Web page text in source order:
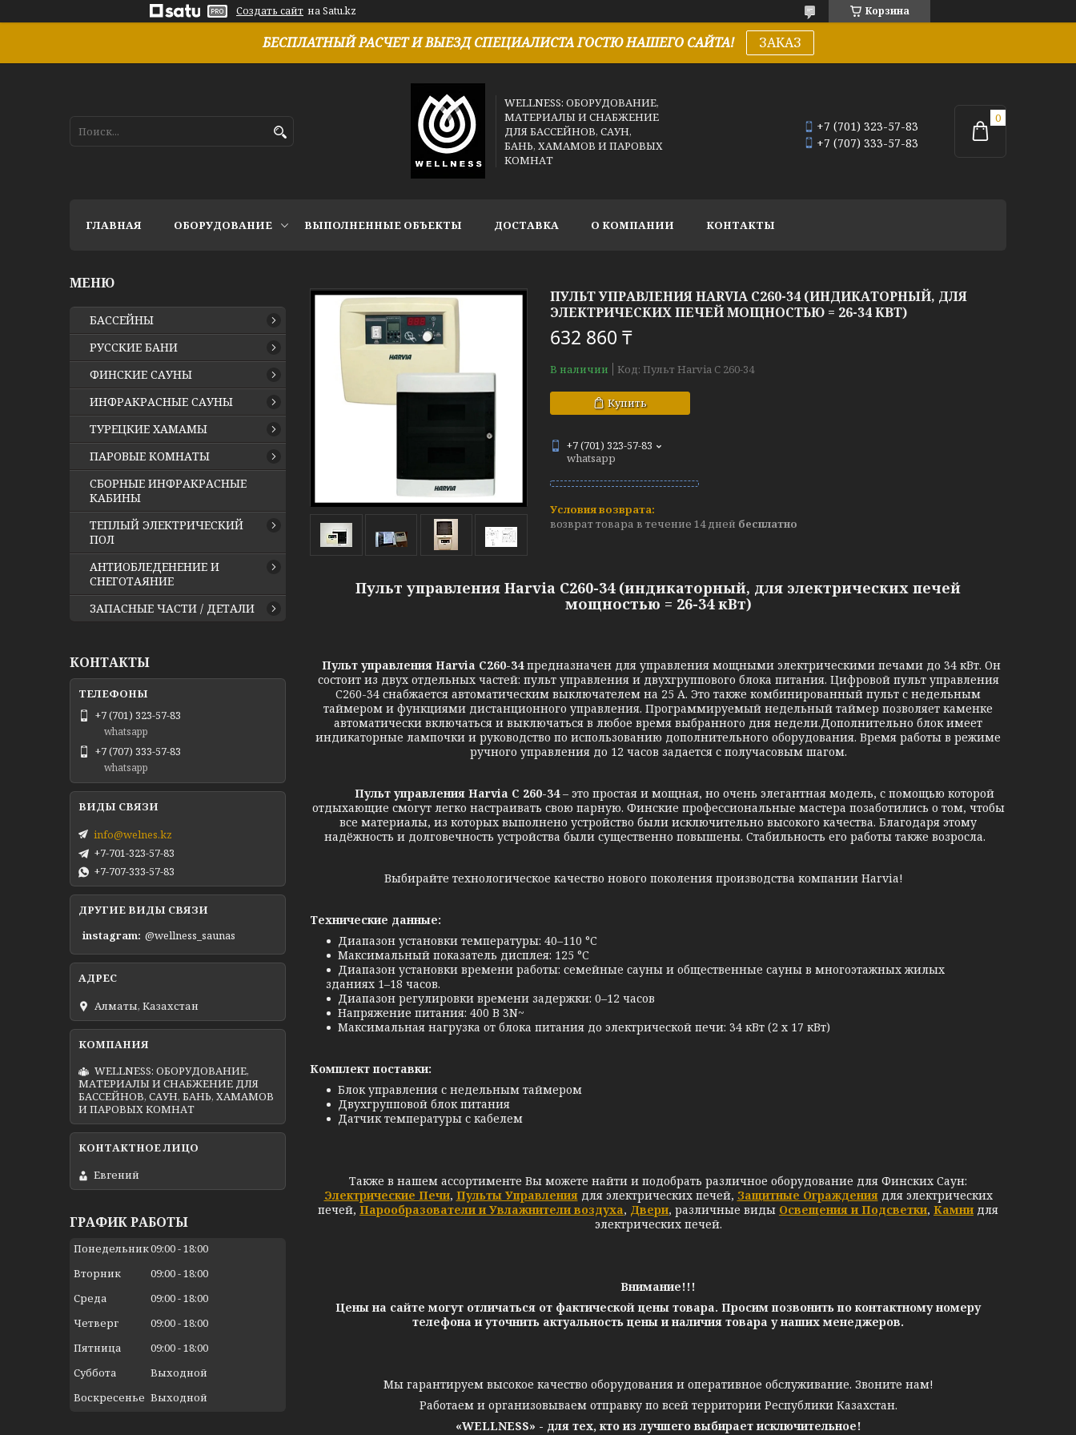
Создать сайт на Satu.kz Корзина
БЕСПЛАТНЫЙ РАСЧЕТ И ВЫЕЗД СПЕЦИАЛИСТА ГОСТЮ НАШЕГО САЙТА! ЗАКАЗ
WELLNESS: ОБОРУДОВАНИЕ,
МАТЕРИАЛЫ И СНАБЖЕНИЕ
ДЛЯ БАССЕЙНОВ, САУН,
БАНЬ, ХАМАМОВ И ПАРОВЫХ
КОМНАТ
+7 (701) 323-57-83
+7 (707) 333-57-83
ГЛАВНАЯ ОБОРУДОВАНИЕ ВЫПОЛНЕННЫЕ ОБЪЕКТЫ ДОСТАВКА О КОМПАНИИ КОНТАКТЫ
ПУЛЬТ УПРАВЛЕНИЯ HARVIA C260-34 (ИНДИКАТОРНЫЙ, ДЛЯ
ЭЛЕКТРИЧЕСКИХ ПЕЧЕЙ МОЩНОСТЬЮ = 26-34 КВТ)
632 860 ₸
В наличии Код: Пульт Harvia C 260-34
Купить
+7 (701) 323-57-83
whatsapp
возврат товара в течение 14 дней бесплатно
Пульт управления Harvia C260-34 (индикаторный, для электрических печей
мощностью = 26-34 кВт)
Пульт управления Harvia C260-34предназначен для управления мощными электрическими печами до 34 кВт. Он
состоит из двух отдельных частей: пульт управления и двухгруппового блока питания. Цифровой пульт управления
C260-34 снабжается автоматическим выключателем на 25 А. Это также комбинированный пульт с недельным
таймером и функциями дистанционного управления. Программируемый недельный таймер позволяет каменке
автоматически включаться и выключаться в любое время выбранного дня недели.Дополнительно блок имеет
индикаторные лампочки и руководство по использованию дополнительного оборудования. Время работы в режиме
ручного управления до 12 часов задается с получасовым шагом.
Пульт управления Harvia С 260-34– это простая и мощная, но очень элегантная модель, с помощью которой
отдыхающие смогут легко настраивать свою парную. Финские профессиональные мастера позаботились о том, чтобы
все материалы, из которых выполнено устройство были исключительно высокого качества. Благодаря этому
надёжность и долговечность устройства были существенно повышены. Стабильность его работы также возросла.
Выбирайте технологическое качество нового поколения производства компании Harvia!
Технические данные:
Диапазон установки температуры: 40–110 °C
Максимальный показатель дисплея: 125 °C
Диапазон установки времени работы: семейные сауны и общественные сауны в многоэтажных жилых
зданиях 1–18 часов.
Диапазон регулировки времени задержки: 0–12 часов
Напряжение питания: 400 В 3N~
Максимальная нагрузка от блока питания до электрической печи: 34 кВт (2 х 17 кВт)
Комплект поставки:
Блок управления с недельным таймером
Двухгрупповой блок питания
Датчик температуры с кабелем
Также в нашем ассортименте Вы можете найти и подобрать различное оборудование для Финских Саун:
Электрические Печи, Пульты Управления для электрических печей, Защитные Ограждения для электрических
печей, Парообразователи и Увлажнители воздуха, Двери, различные виды Освещения и Подсветки, Камни для
электрических печей.
Внимание!!!
Цены на сайте могут отличаться от фактической цены товара. Просим позвонить по контактному номеру
телефона и уточнить актуальность цены и наличия товара у наших менеджеров.
Мы гарантируем высокое качество оборудования и оперативное обслуживание. Звоните нам!
Работаем и организовываем отправку по всей территории Республики Казахстан.
«WELLNESS» - для тех, кто из лучшего выбирает исключительное!
БАССЕЙНЫ
РУССКИЕ БАНИ
ФИНСКИЕ САУНЫ
ИНФРАКРАСНЫЕ САУНЫ
ТУРЕЦКИЕ ХАМАМЫ
ПАРОВЫЕ КОМНАТЫ
СБОРНЫЕ ИНФРАКРАСНЫЕ
КАБИНЫ
ТЕПЛЫЙ ЭЛЕКТРИЧЕСКИЙ
ПОЛ
АНТИОБЛЕДЕНЕНИЕ И
СНЕГОТАЯНИЕ
ЗАПАСНЫЕ ЧАСТИ / ДЕТАЛИ
КОНТАКТЫ
+7 (701) 323-57-83
whatsapp
+7 (707) 333-57-83
whatsapp
info@welnes.kz
+7-701-323-57-83
+7-707-333-57-83
ДРУГИЕ ВИДЫ СВЯЗИ
instagram @wellness_saunas
Алматы, Казахстан
WELLNESS: ОБОРУДОВАНИЕ,
МАТЕРИАЛЫ И СНАБЖЕНИЕ ДЛЯ
БАССЕЙНОВ, САУН, БАНЬ, ХАМАМОВ
И ПАРОВЫХ КОМНАТ
Евгений
ГРАФИК РАБОТЫ
Понедельник09:00 18:00
Вторник
09:00 18:00
Среда
09:00 18:00
Четверг
09:00 18:00
Пятница
09:00 18:00
Суббота
Выходной
Воскресенье Выходной